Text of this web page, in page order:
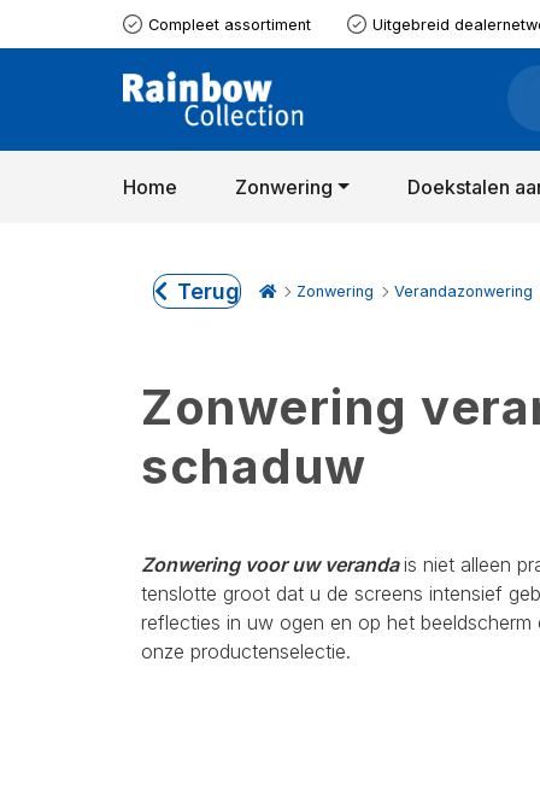
Compleet assortiment Uitgebreid
Home Zonwering Doekstalen
Terug Zonwering Verandazonwering
Zonwering
schaduw
Zonwering voor uw verandais niet alleen
tenslotte groot dat u de screens intensief
reflecties in uw ogen en op het
onze productenselectie.